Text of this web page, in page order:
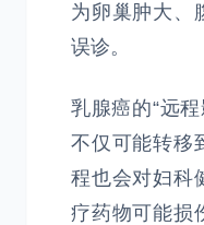
为卵巢肿大、
误诊。
乳腺癌的“远
不仅可能转移
程也会对妇科
疗药物可能损